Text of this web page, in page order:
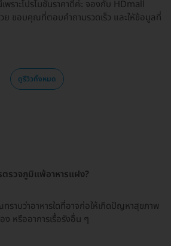
พราะโปรโมชันราคาดีค่ะ จองกับ HDmall
ย ขอบคุณที่ตอบคำถามรวดเร็ว และใหัข้อมูลที่
ดูรีวิวทั้งหมด
ตรวจภูมิแพ้อาหารแฝง?
ราบว่าอาหารใดที่อาจก่อให้เกิดปัญหาสุขภาพ
หรืออาการเรื้อรังอื่น ๆ